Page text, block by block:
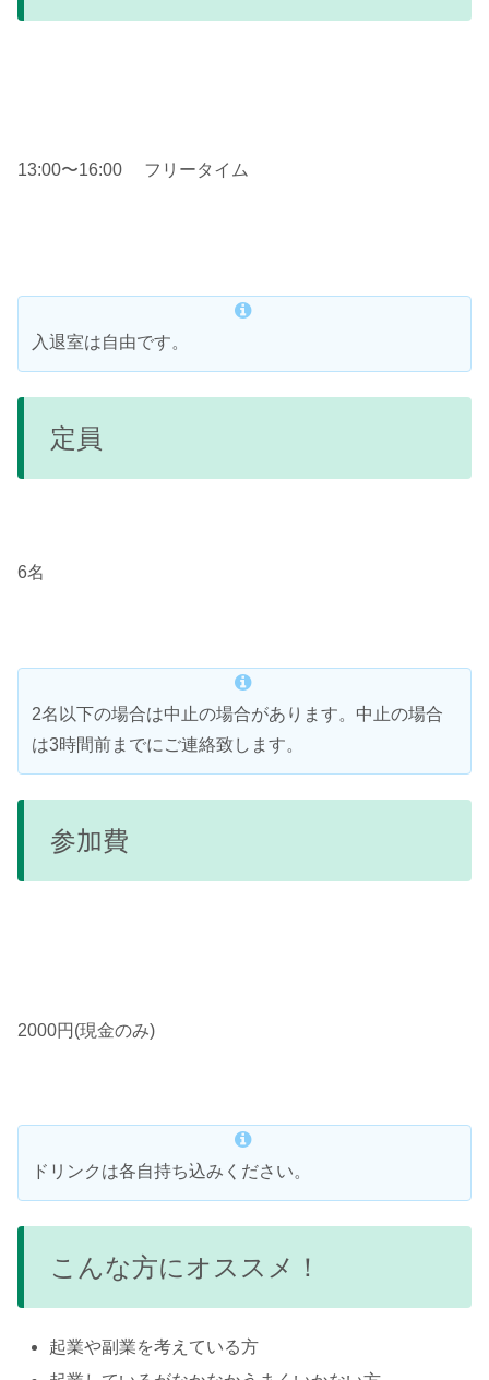
13:00〜16:00 フリータイム
入退室は自由です。
定員
6名
2名以下の場合は中止の場合があります。中止の場合
は3時間前までにご連絡致します。
参加費
2000円(現金のみ)
ドリンクは各自持ち込みください。
こんな方にオススメ！
起業や副業を考えている方